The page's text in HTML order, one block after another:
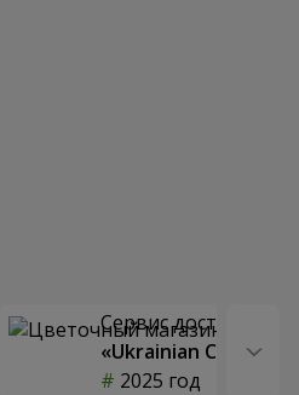
Сервис доставки
«Ukrainian Choice»
2025 год